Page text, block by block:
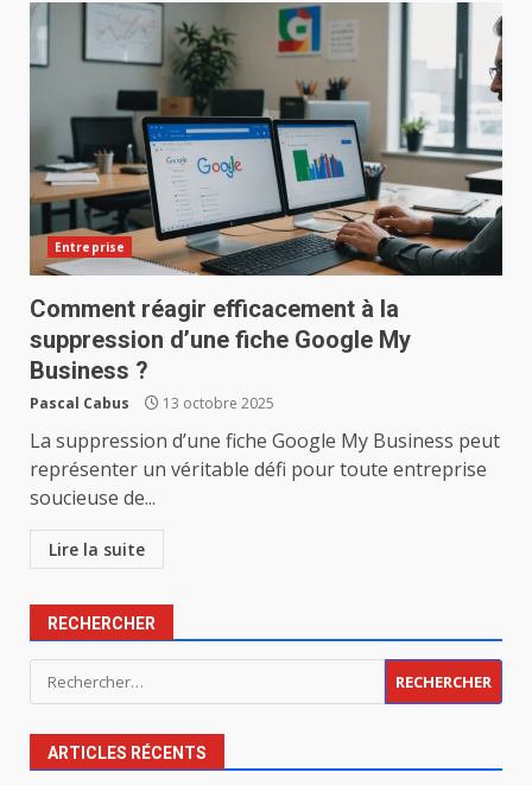
Entreprise
Comment réagir efficacement à la
suppression d’une fiche Google My
Business ?
Pascal Cabus 13 octobre 2025
La suppression d’une fiche Google My Business peut
représenter un véritable défi pour toute entreprise
soucieuse de...
Lire la suite
RECHERCHER
Rechercher :
ARTICLES RÉCENTS